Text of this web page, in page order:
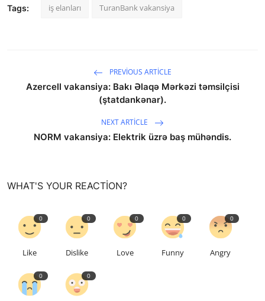
Tags: iş elanları TuranBank vakansiya
PREVIOUS ARTICLE
Azercell vakansiya: Bakı Əlaqə Mərkəzi təmsilçisi
(ştatdankənar).
NEXT ARTICLE
NORM vakansiya: Elektrik üzrə baş mühəndis.
WHAT'S YOUR REACTION?
0
Like
0
Dislike
0
Love
0
Funny
0
Angry
0 0